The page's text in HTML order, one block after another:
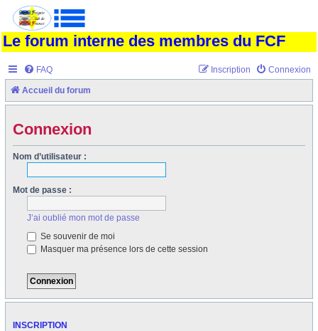
Le forum interne des membres du FCF
FAQ Connexion
Inscription
Accueil du forum
Connexion
Nom d’utilisateur :
Mot de passe :
J’ai oublié mon mot de passe
Se souvenir de moi
Masquer ma présence lors de cette session
INSCRIPTION